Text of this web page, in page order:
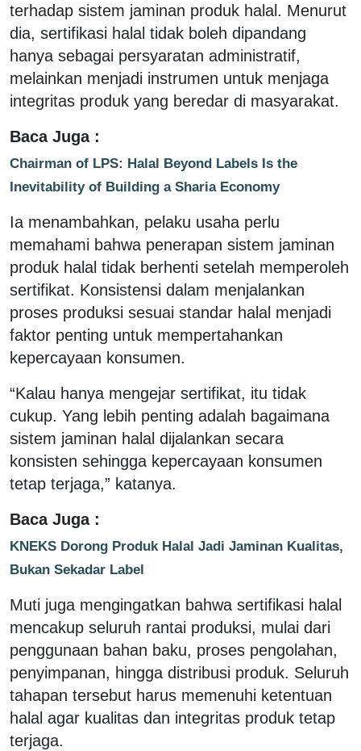
terhadap sistem jaminan produk halal. Menurut
dia, sertifikasi halal tidak boleh dipandang
hanya sebagai persyaratan administratif,
melainkan menjadi instrumen untuk menjaga
integritas produk yang beredar di masyarakat.
Baca Juga :
Chairman of LPS: Halal Beyond Labels Is the
Inevitability of Building a Sharia Economy
Ia menambahkan, pelaku usaha perlu
memahami bahwa penerapan sistem jaminan
produk halal tidak berhenti setelah memperoleh
sertifikat. Konsistensi dalam menjalankan
proses produksi sesuai standar halal menjadi
faktor penting untuk mempertahankan
kepercayaan konsumen.
“Kalau hanya mengejar sertifikat, itu tidak
cukup. Yang lebih penting adalah bagaimana
sistem jaminan halal dijalankan secara
konsisten sehingga kepercayaan konsumen
tetap terjaga,” katanya.
Baca Juga :
KNEKS Dorong Produk Halal Jadi Jaminan Kualitas,
Bukan Sekadar Label
Muti juga mengingatkan bahwa sertifikasi halal
mencakup seluruh rantai produksi, mulai dari
penggunaan bahan baku, proses pengolahan,
penyimpanan, hingga distribusi produk. Seluruh
tahapan tersebut harus memenuhi ketentuan
halal agar kualitas dan integritas produk tetap
terjaga.